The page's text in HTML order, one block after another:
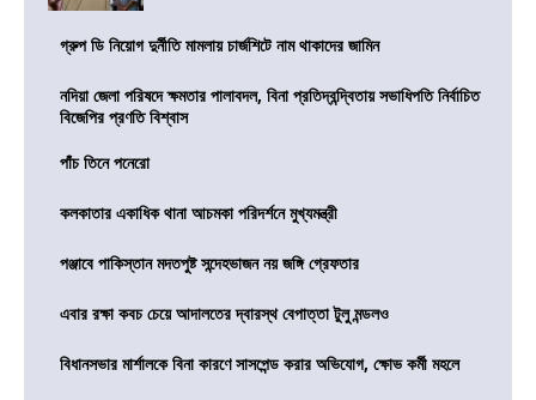
গ্রুপ ডি নিয়োগ দুর্নীতি মামলায় চার্জশিটে নাম থাকাদের জামিন
নদিয়া জেলা পরিষদে ক্ষমতার পালাবদল, বিনা প্রতিদ্বন্দ্বিতায় সভাধিপতি নির্বাচিত
বিজেপির প্রণতি বিশ্বাস
পাঁচ তিনে পনেরো
কলকাতার একাধিক থানা আচমকা পরিদর্শনে মুখ্যমন্ত্রী
পঞ্জাবে পাকিস্তান মদতপুষ্ট সন্দেহভাজন নয় জঙ্গি গ্রেফতার
এবার রক্ষা কবচ চেয়ে আদালতের দ্বারস্থ বেপাত্তা টুলু মন্ডলও
বিধানসভার মার্শালকে বিনা কারণে সাসপেন্ড করার অভিযোগ, ক্ষোভ কর্মী মহলে